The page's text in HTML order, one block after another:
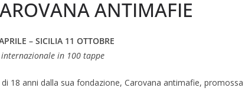
ANTIMAFIE
– SICILIA 11 OTTOBRE
internazionale in 100 tappe
18 anni dalla sua fonda­zione, Carovana antimafie,